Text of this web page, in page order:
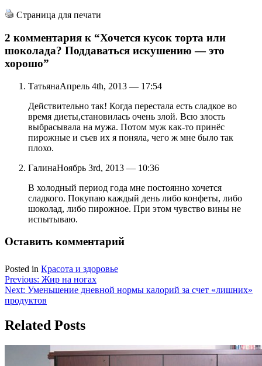
Страница для печати
2 комментария к “Хочется кусок торта или
шоколада? Поддаваться искушению — это
хорошо”
ТатьянаАпрель 4th, 2013 — 17:54
Действительно так! Когда перестала есть сладкое во
время диеты,становилась очень злой. Всю злость
выбрасывала на мужа. Потом муж как-то принёс
пирожные и съев их я поняла, чего ж мне было так
плохо.
ГалинаНоябрь 3rd, 2013 — 10:36
В холодный период года мне постоянно хочется
сладкого. Покупаю каждый день либо конфеты, либо
шоколад, либо пирожное. При этом чувство вины не
испытываю.
Оставить комментарий
Posted in Красота и здоровье
Навигация
по
Previous: Жир на ногах
Next: Уменьшение дневной нормы калорий за счет «лишних»
продуктов
Related Posts